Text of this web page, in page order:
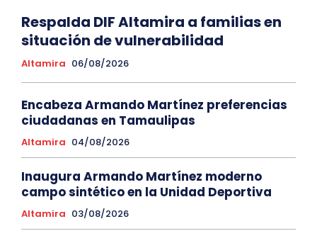
Respalda DIF Altamira a familias en
situación de vulnerabilidad
Altamira 06/08/2026
Encabeza Armando Martínez preferencias
ciudadanas en Tamaulipas
Altamira 04/08/2026
Inaugura Armando Martínez moderno
campo sintético en la Unidad Deportiva
Altamira 03/08/2026